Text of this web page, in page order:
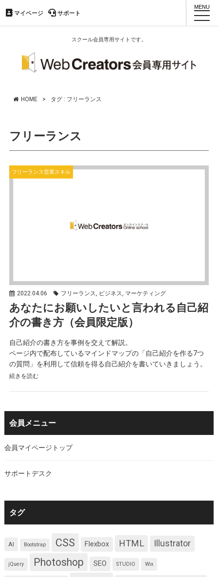
スクール会員専用サイトです。
toggle
マイページ サポート
HOME > タグ : フリーランス
フリーランス
フリーランス営業スキル
2022.04.06 フリーランス, ビジネス, マーケティング
あなたにお願いしたいと言われる自己紹
介の書き方（会員限定版）
自己紹介の書き方を事例を交えて解説。
ページ内で配布しているマインドマップの「自己紹介を作る7つ
の質問」を利用して信頼を得る自己紹介を書いていきましょう。
続きを読む
会員メニュー
会員マイページトップ
サポートデスク
タグ
AI Bootstrap CSS Flexbox HTML Illustrator
jQuery Photoshop SEO STUDIO Wix
マイページ サポート